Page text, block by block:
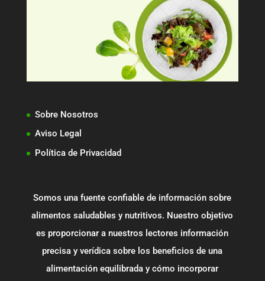
Sobre Nosotros
Aviso Legal
Política de Privacidad
Somos una fuente confiable de información sobre
alimentos saludables y nutritivos. Nuestro objetivo
es proporcionar a nuestros lectores información
precisa y verídica sobre los beneficios de una
alimentación equilibrada y cómo incorporar